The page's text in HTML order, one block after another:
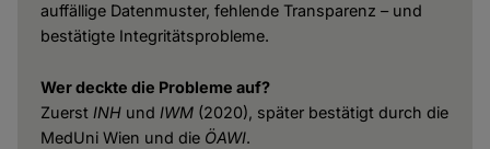
auffällige Datenmuster, fehlende Transparenz – und
bestätigte Integritätsprobleme.
Wer deckte die Probleme auf?
Zuerst INHund IWM(2020), später bestätigt durch die
MedUni Wien und die ÖAWI.